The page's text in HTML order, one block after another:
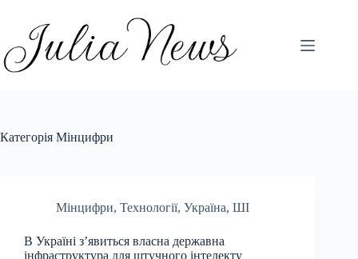
вмісту
Категорія Мінцифри
Мінцифри, Технології, Україна, ШІ
В Україні зʼявиться власна державна
інфраструктура для штучного інтелекту